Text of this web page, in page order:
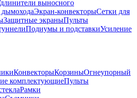
выносного
Экран-конвекторыСетки для
Защитные экраныПульты
Подиумы и подставкиУсиление
КонвекторыКорзиныОгнеупорный
комплектующиеПульты
Рамки